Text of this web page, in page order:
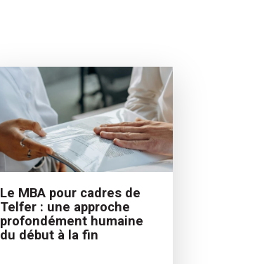
Le MBA pour cadres de
Telfer : une approche
profondément humaine
du début à la fin